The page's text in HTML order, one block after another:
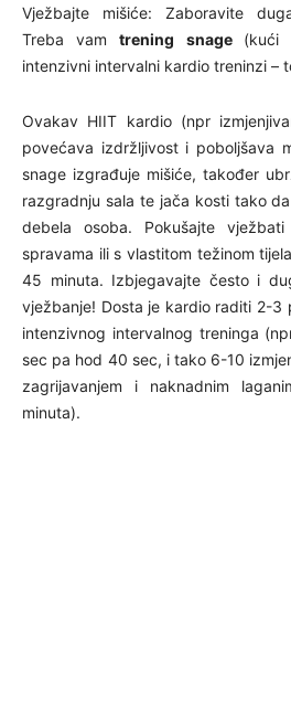
Vježbajte mišiće: Zaboravite
Treba vamtrening snage (kući
intenzivni intervalni kardio treninzi –
Ovakav HIIT kardio (npr
povećava izdržljivost i poboljšava
snage izgrađuje mišiće, također
razgradnju sala te jača kosti tako
debela osoba. Pokušajte
spravama ili s vlastitom težinom
45 minuta. Izbjegavajte često i
vježbanje! Dosta je kardio raditi 2-
intenzivnog intervalnog treninga
sec pa hod 40 sec, i tako 6-10
zagrijavanjem i naknadnim
minuta).